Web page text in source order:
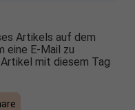
Artikels auf dem
eine E-Mail zu
mit diesem Tag